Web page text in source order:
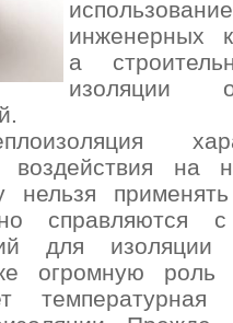
инженерных
а
изоляции
воздействия на
нельзя
справляются с
для изоляции
огромную
температурная